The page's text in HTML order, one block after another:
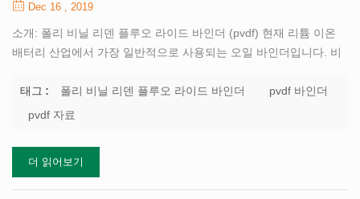
Dec 16 , 2019
소개: 폴리 비닐 리덴 플루오 라이드 바인더 (pvdf) 현재 리튬 이온
배터리 산업에서 가장 일반적으로 사용되는 오일 바인더입니다. 비
안정성 및 쉬운 분산이 특징입니다. n- 메틸 피 롤리 돈 (nmp) 용매
로 필요합니다. 이 용매는 휘발 온도가 높고, 환경 오염이 있으며, 비
사이에서 비교적 높으며, p의 유연성 ole 조각이 충분하지 않습니다.
2) pvdf가 물을 흡수 할 때, 분자량 d 증가하고 점도가 낮아 지므로
태그 : 폴리 비닐 리덴 플루오 라이드 바인더
pvdf 바인더
pvdf 자료
더 읽어보기